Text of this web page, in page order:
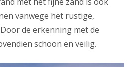
vanwege het rustige,
de erkenning met de
schoon en veilig.